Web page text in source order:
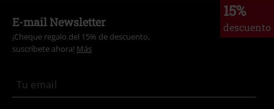
15%
descuento
E-mail Newsletter
¡Cheque regalo del 15% de descuento,
suscríbete ahora! Más